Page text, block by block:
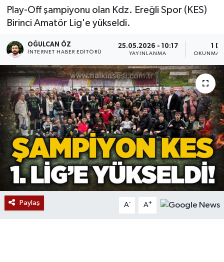
Play-Off şampiyonu olan Kdz. Ereğli Spor (KES)
Birinci Amatör Lig'e yükseldi.
OĞULCAN ÖZ
İNTERNET HABER EDITÖRÜ
25.05.2026 - 10:17
YAYINLANMA
1 DK
OKUNMA
Paylaş A- A+
Asayiş
Devrek
Bolu
ÇEVRE
BİLİM VE TEKNOLOJİ
DUNYA
Son Dakika Haberleri